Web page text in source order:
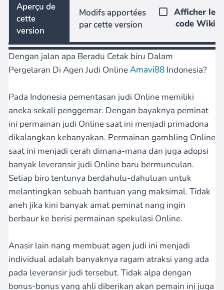
Aperçu de
cette
version
Modifs apportées
par cette version
Afficher le
code Wiki